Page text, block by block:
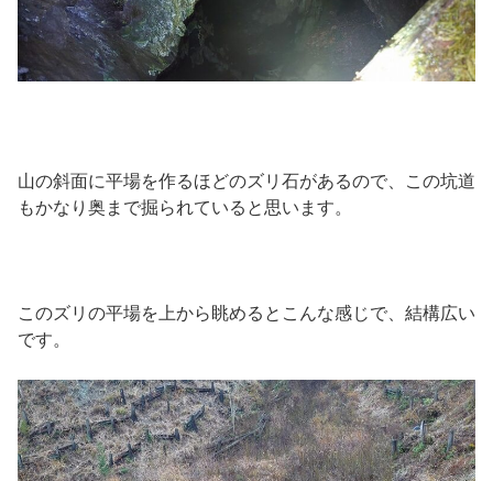
山の斜面に平場を作るほどのズリ石があるので、この坑道
もかなり奥まで掘られていると思います。
このズリの平場を上から眺めるとこんな感じで、結構広い
です。